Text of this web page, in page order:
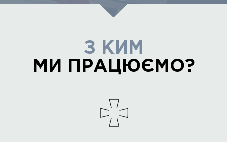
З КИМ
МИ ПРАЦЮЄМО?